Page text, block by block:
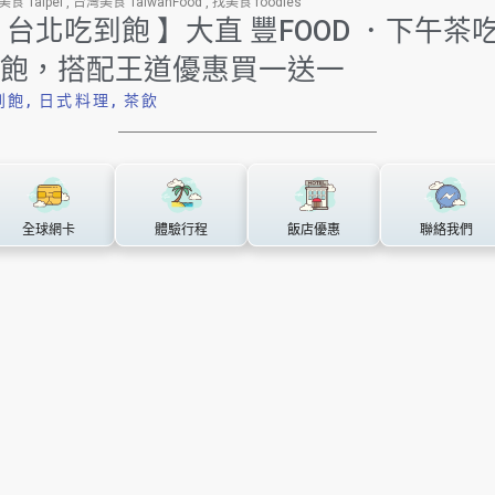
台北吃到飽 】大直 豐FOOD ．下午茶
，搭配王道優惠買一送一
飽 , 日式料理 , 茶飲
全球網卡 體驗行程 飯店優惠 聯絡我們